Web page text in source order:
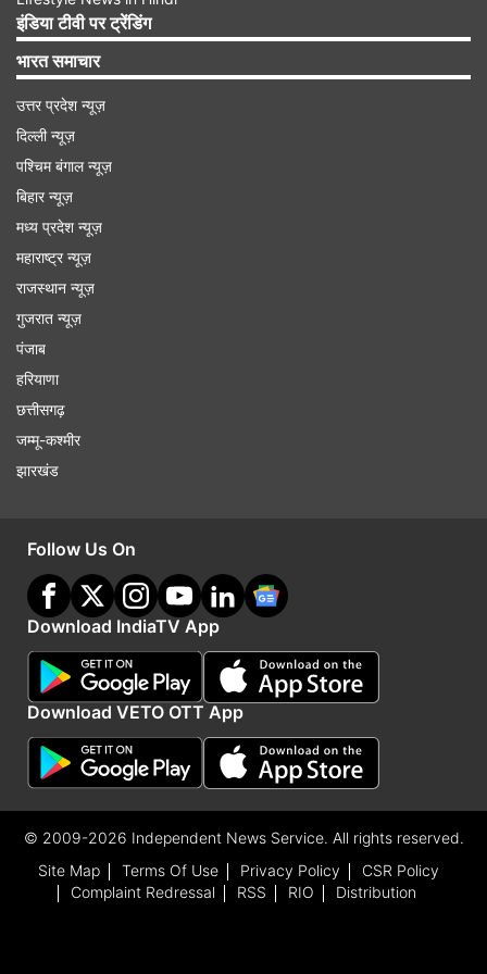
India TVहिंदी न्यूज़ के साथ रहें हर दिन अपडेट, पाएं देश और
दुनिया की हर बड़ी खबर।क्राइमसे जुड़ी लेटेस्ट खबरों के लिए अभी
Follow IndiaTV on WhatsApp
इंडिया टीवी पर ट्रेंडिंग
भारत समाचार
उत्तर प्रदेश न्यूज़
दिल्ली न्यूज़
पश्चिम बंगाल न्यूज़
बिहार न्यूज़
मध्य प्रदेश न्यूज़
महाराष्ट्र न्यूज़
राजस्थान न्यूज़
गुजरात न्यूज़
पंजाब
हरियाणा
छत्तीसगढ़
जम्मू-कश्मीर
झारखंड
Follow Us On
Download IndiaTV App
Download VETO OTT App
© 2009-2026 Independent News Service. All rights reserved.
Site Map
Terms Of Use Privacy Policy
CSR Policy
Complaint Redressal
RSS RIO Distribution